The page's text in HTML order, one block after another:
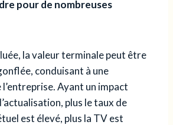
pour de nombreuses
la valeur terminale peut être
conduisant à une
Ayant un impact
plus le taux de
est élevé, plus la TV est